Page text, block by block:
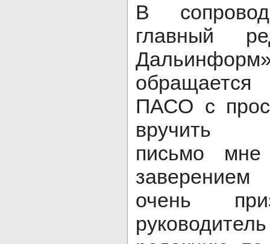
В
главный
ПАСО с
вручить
письмо
очень